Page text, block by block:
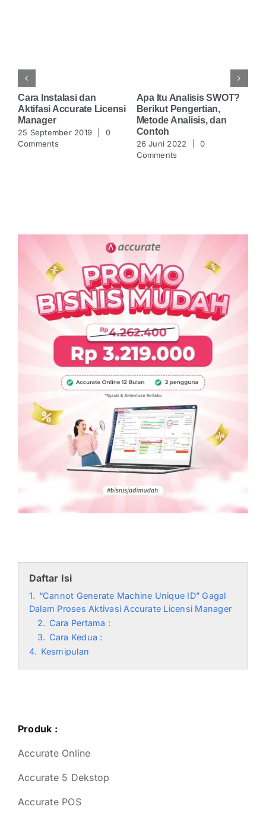
Pengertian Laporan
Keuangan, Contoh, Dan
Fungsinya Untuk Bisnis
Anda.
25 Juni 2022
Cara Instalasi dan
Aktifasi Accurate Licensi
Manager
25 September 2019
Comments
Daftar Isi
1.
“Cannot Generate Machine Unique ID” Gagal
Dalam Proses Aktivasi Accurate Licensi Manager
2.
Cara Pertama :
3.
Cara Kedua :
4.
Kesmipulan
Produk :
Accurate Online
Accurate 5 Dekstop
Accurate POS